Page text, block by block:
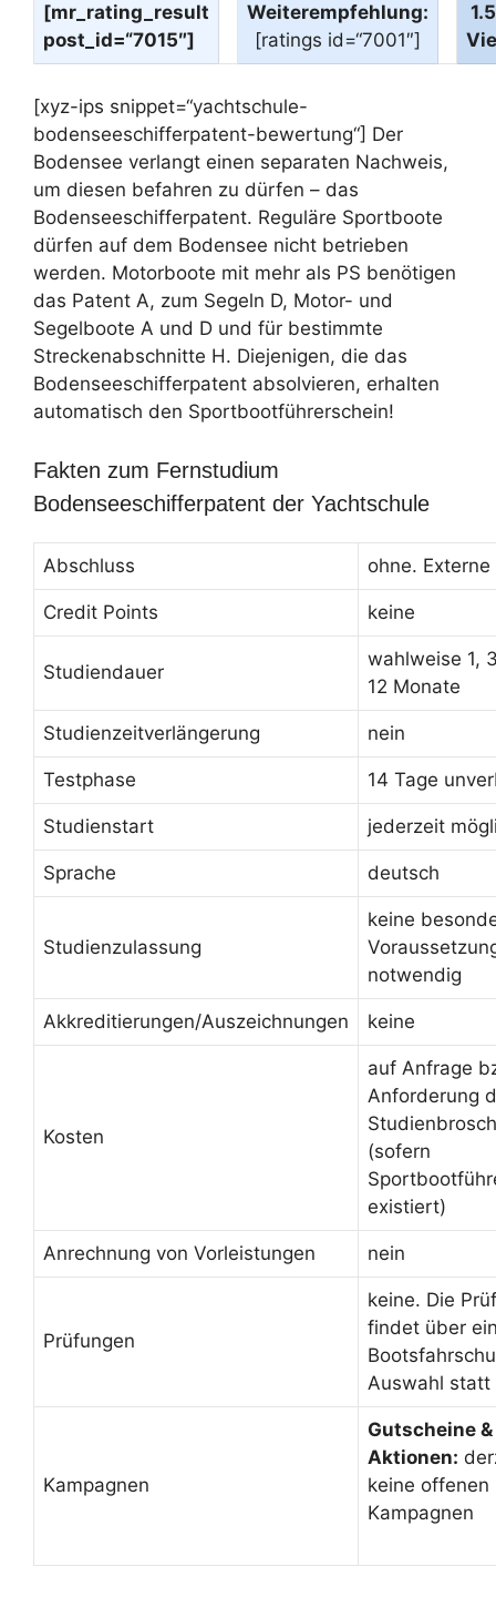
[mr_rating_result
post_id=“7015″]
Weiterempfehlung:
[ratings id=“7001″]
[xyz-ips snippet=“yachtschule-
bodenseeschifferpatent-bewertung“] Der
Bodensee verlangt einen separaten Nachweis,
um diesen befahren zu dürfen – das
Bodenseeschifferpatent. Reguläre Sportboote
dürfen auf dem Bodensee nicht betrieben
werden. Motorboote mit mehr als PS benötigen
das Patent A, zum Segeln D, Motor- und
Segelboote A und D und für bestimmte
Streckenabschnitte H. Diejenigen, die das
Bodenseeschifferpatent absolvieren, erhalten
automatisch den Sportbootführerschein!
Fakten zum Fernstudium
Bodenseeschifferpatent der Yachtschule
Abschluss ohne.
Credit Points keine
Studiendauer
wahlweise 1,
12 Monate
Studienzeitverlängerung nein
Testphase 14 Tage
Studienstart jederzeit
Sprache deutsch
Studienzulassung
keine
notwendig
Akkreditierungen/Auszeichnungen keine
Kosten
auf Anfrage
Anforderung
(sofern
existiert)
Anrechnung von Vorleistungen nein
Prüfungen
keine. Die
findet über
Auswahl statt
Kampagnen
Gutscheine &
Aktionen:
keine offenen
Kampagnen